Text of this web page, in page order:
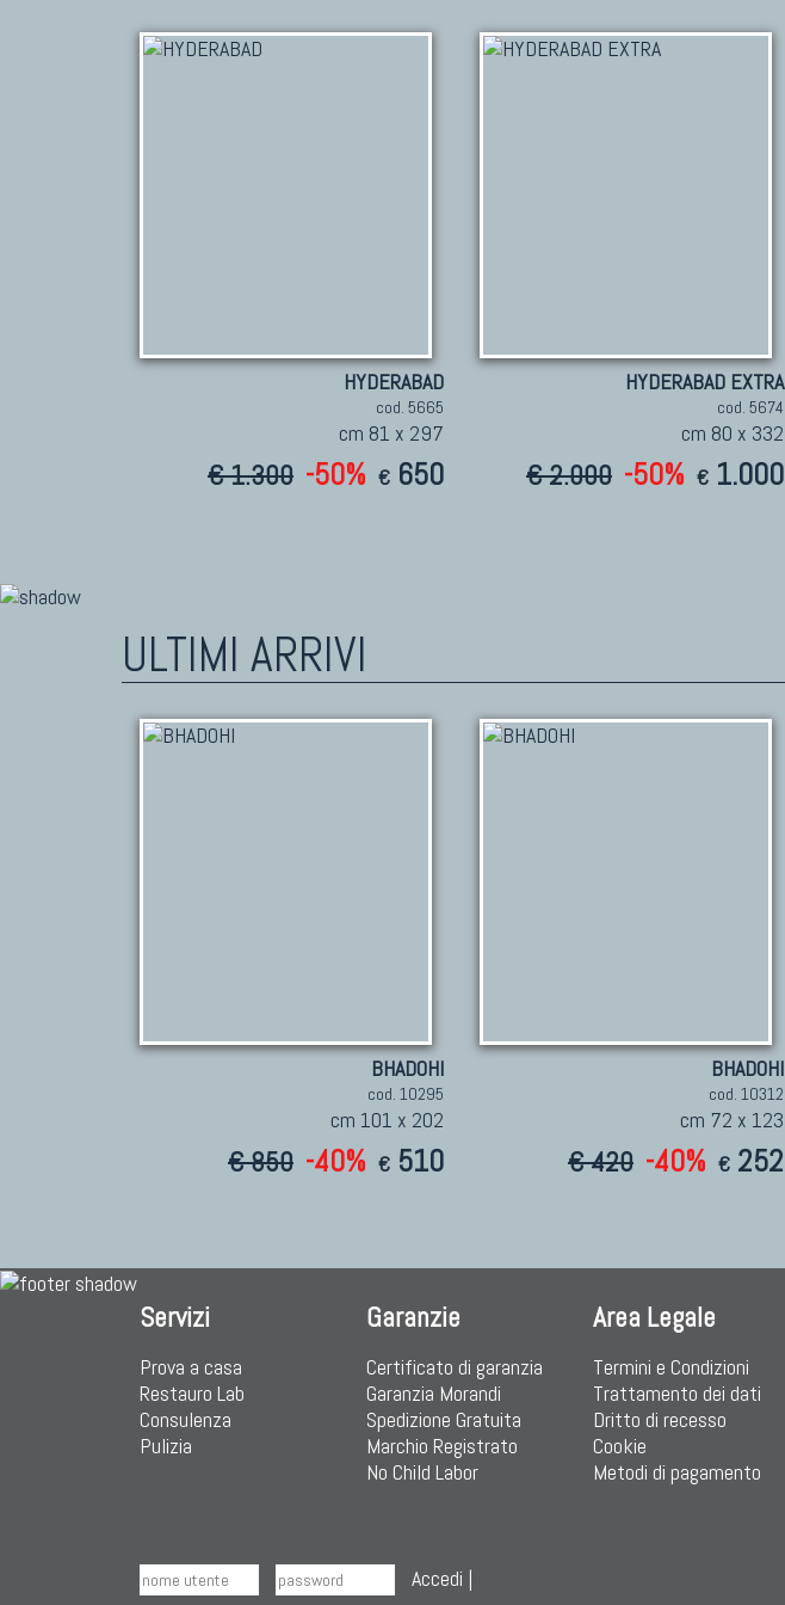
HYDERABAD
cod. 5665
cm 81 x 297
€ 1.300 -50% € 650
HYDERABAD EXTRA
cod. 5674
cm 80 x 332
€ 2.000 -50% € 1.000
ULTIMI ARRIVI
BHADOHI
cod. 10295
cm 101 x 202
€ 850 -40% € 510
BHADOHI
cod. 10312
cm 72 x 123
€ 420 -40% € 252
Servizi
Prova a casa
Restauro Lab
Consulenza
Pulizia
Garanzie
Certificato di garanzia
Garanzia Morandi
Spedizione Gratuita
Marchio Registrato
No Child Labor
Area Legale
Termini e Condizioni
Trattamento dei dati
Dritto di recesso
Cookie
Metodi di pagamento
Accedi |